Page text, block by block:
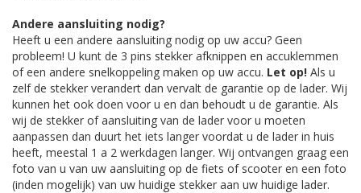
Andere aansluiting nodig?
Heeft u een andere aansluiting nodig op uw accu? Geen
probleem! U kunt de 3 pins stekker afknippen en accuklemmen
of een andere snelkoppeling maken op uw accu. Let op! Als u
zelf de stekker verandert dan vervalt de garantie op de lader. Wij
kunnen het ook doen voor u en dan behoudt u de garantie. Als
wij de stekker of aansluiting van de lader voor u moeten
aanpassen dan duurt het iets langer voordat u de lader in huis
heeft, meestal 1 a 2 werkdagen langer. Wij ontvangen graag een
foto van u van uw aansluiting op de fiets of scooter en een foto
(inden mogelijk) van uw huidige stekker aan uw huidige lader.